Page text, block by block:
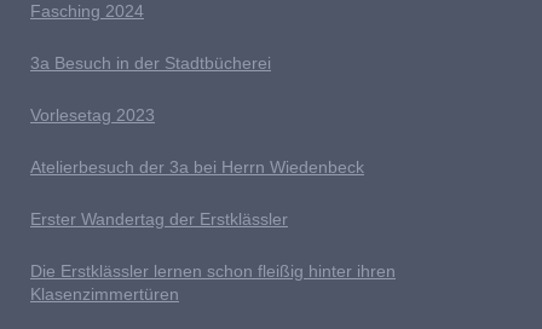
Fasching 2024
3a Besuch in der Stadtbücherei
Vorlesetag 2023
Atelierbesuch der 3a bei Herrn Wiedenbeck
Erster Wandertag der Erstklässler
Die Erstklässler lernen schon fleißig hinter ihren
Klasenzimmertüren